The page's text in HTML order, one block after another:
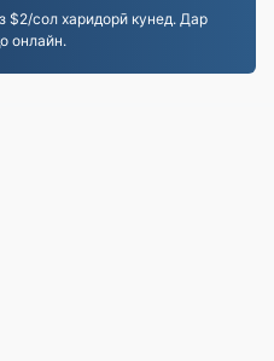
$2/сол харидорӣ кунед. Дар
онлайн.